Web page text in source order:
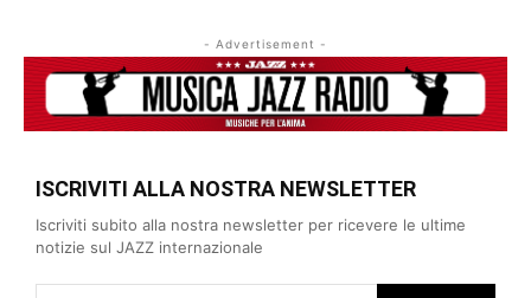
- Advertisement -
ISCRIVITI ALLA NOSTRA NEWSLETTER
Iscriviti subito alla nostra newsletter per ricevere le ultime
notizie sul JAZZ internazionale